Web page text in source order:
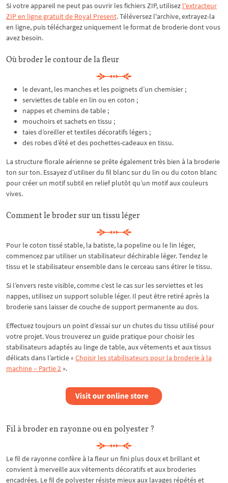
Si votre appareil ne peut pas ouvrir les fichiers ZIP, utilisez l'extracteur
ZIP en ligne gratuit de Royal Present. Téléversez l'archive, extrayez-la
en ligne, puis téléchargez uniquement le format de broderie dont vous
avez besoin.
Où broder le contour de la fleur
le devant, les manches et les poignets d’un chemisier ;
serviettes de table en lin ou en coton ;
nappes et chemins de table ;
mouchoirs et sachets en tissu ;
taies d’oreiller et textiles décoratifs légers ;
des robes d’été et des pochettes-cadeaux en tissu.
La structure florale aérienne se prête également très bien à la broderie
ton sur ton. Essayez d’utiliser du fil blanc sur du lin ou du coton blanc
pour créer un motif subtil en relief plutôt qu’un motif aux couleurs
vives.
Comment le broder sur un tissu léger
Pour le coton tissé stable, la batiste, la popeline ou le lin léger,
commencez par utiliser un stabilisateur déchirable léger. Tendez le
tissu et le stabilisateur ensemble dans le cerceau sans étirer le tissu.
Si l’envers reste visible, comme c’est le cas sur les serviettes et les
nappes, utilisez un support soluble léger. Il peut être retiré après la
broderie sans laisser de couche de support permanente au dos.
Effectuez toujours un point d’essai sur un chutes du tissu utilisé pour
votre projet. Vous trouverez un guide pratique pour choisir les
stabilisateurs adaptés au linge de table, aux vêtements et aux tissus
délicats dans l’article « Choisir les stabilisateurs pour la broderie à la
machine – Partie 2 ».
Fil à broder en rayonne ou en polyester ?
Le fil de rayonne confère à la fleur un fini plus doux et brillant et
convient à merveille aux vêtements décoratifs et aux broderies
encadrées. Le fil de polyester résiste mieux aux lavages répétés et